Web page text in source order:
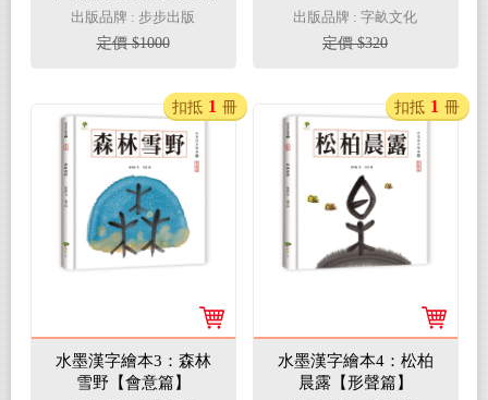
四冊)：(龐畢度中心的
祕密派對+我們認識的
第一天+下雨天好無聊
出版品牌 : 步步出版
定價 $1000
出版品牌 : 字畝文化
定價 $320
水墨漢字繪本3：森林
雪野【會意篇】
扣抵 1 冊
水墨漢字繪本4：松柏
晨露【形聲篇】
扣抵 1 冊